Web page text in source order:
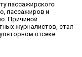
пассажирского
пассажиров и
Причиной
журналистов, стал
отсеке